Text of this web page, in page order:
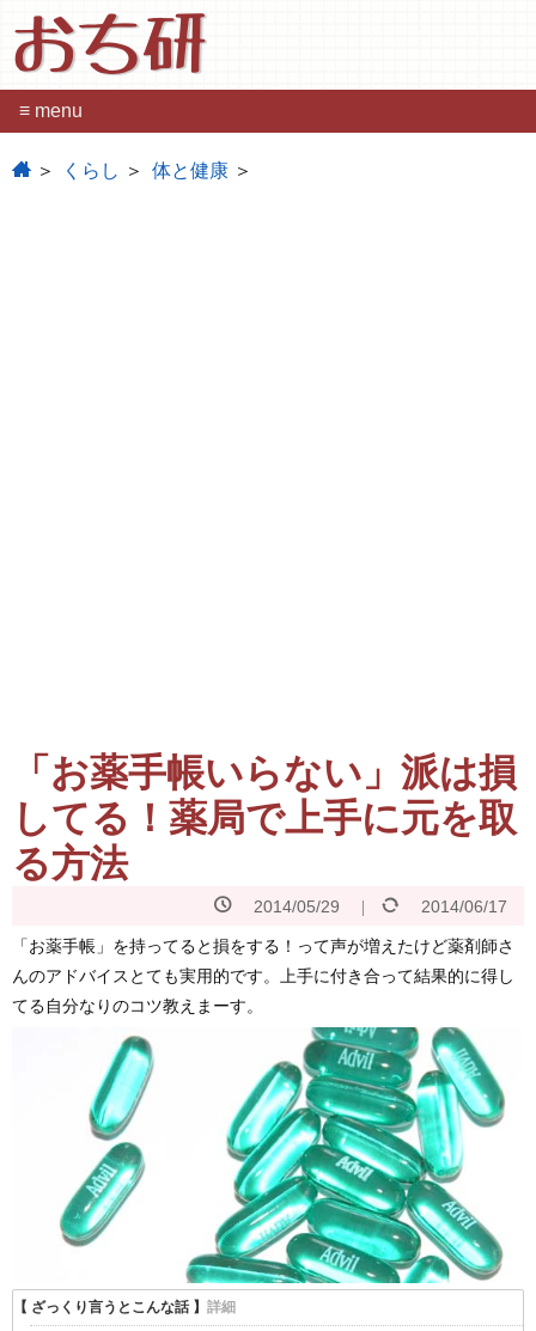
おち研
≡ menu
home くらし 体と健康
「お薬手帳いらない」派は損
してる！薬局で上手に元を取
る方法
2014/05/29 2014/06/17
「お薬手帳」を持ってると損をする！って声が増えたけど薬剤師さ
んのアドバイスとても実用的です。上手に付き合って結果的に得し
てる自分なりのコツ教えまーす。